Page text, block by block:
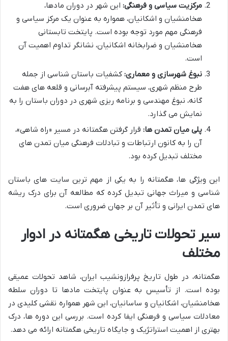
مرکزیت سیاسی و فرهنگی: این شهر در دوران مادها،
هخامنشیان و اشکانیان، همواره به عنوان یک مرکز سیاسی و
فرهنگی مهم مورد توجه بوده است. پایتخت تابستانی
هخامنشیان و ضرابخانه اشکانیان، نشانگر تداوم اهمیت آن
است.
نبوغ شهرسازی و معماری: کشفیات باستان شناسی از جمله
طرح منظم شهری، سیستم پیشرفته آبرسانی و قلعه های هفت
گانه، نبوغ مهندسی و برنامه ریزی شهری در دوران باستان را به
نمایش می گذارد.
پلی میان تمدن ها: قرار گرفتن هگمتانه در مسیر «راه شاهی»،
آن را به کانون ارتباطات و تبادلات فرهنگی میان تمدن های
مختلف تبدیل کرده بود.
این ویژگی ها، هگمتانه را به یکی از مهم ترین سایت های باستان
شناسی و میراث جهانی تبدیل کرده که مطالعه آن برای درک ریشه
های تمدن ایرانی و تأثیر آن بر جهان ضروری است.
سیر تحولات تاریخی هگمتانه در ادوار
مختلف
هگمتانه، در طول تاریخ پرفرازونشیب ایران، شاهد تحولات عمیقی
بوده است. از تأسیس به عنوان پایتخت مادها تا دوران سلطه
هخامنشیان، اشکانیان و ساسانیان، این شهر همواره نقشی کلیدی در
معادلات سیاسی و فرهنگی ایفا کرده است. بررسی این دوره ها، درک
بهتری از اهمیت استراتژیک و جایگاه تاریخی هگمتانه ارائه می دهد.